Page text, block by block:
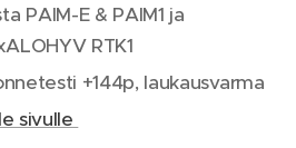
PAIM-E & PAIM1 ja
RTK1
+144p, laukausvarma
sivulle